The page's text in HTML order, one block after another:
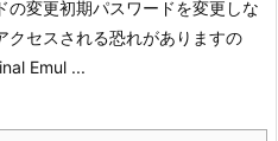
の変更初期パスワードを変更しな
クセスされる恐れがありますの
Emul ...